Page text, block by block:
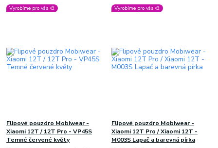
Vyrobíme pro vás 🎨
Flipové pouzdro Mobiwear -
Xiaomi 12T / 12T Pro - VP45S
Temné červené květy
Vyrobíme pro vás 🎨
Flipové pouzdro Mobiwear -
Xiaomi 12T Pro / Xiaomi 12T -
M003S Lapač a barevná pírka